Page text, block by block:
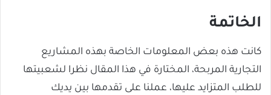
الخاتمة
كانت هذه بعض المعلومات الخاصة بهذه المشاريع
التجارية المربحة، المختارة في هذا المقال نظرا لشعبيتها
للطلب المتزايد عليها، عملنا على تقدمها بين يديك